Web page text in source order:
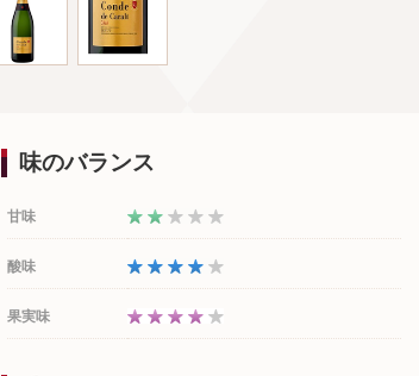
味のバランス
甘味
酸味
果実味